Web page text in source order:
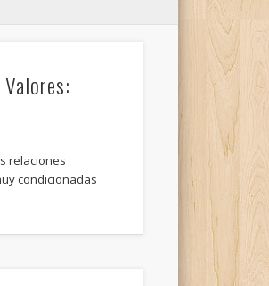
relaciones
condicionadas